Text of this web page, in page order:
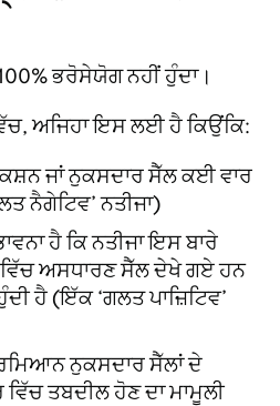
ਭਰੋਸੇਯੋਗ ਨਹੀਂ ਹੁੰਦਾ।
ਅਜਿਹਾ ਇਸ ਲਈ ਹੈ ਕਿਉਂਕਿ:
ਜਾਂ ਨੁਕਸਦਾਰ ਸੈੱਲ ਕਈ ਵਾਰ
ਨੈਗੇਟਿਵ’ ਨਤੀਜਾ)
ਹੈ ਕਿ ਨਤੀਜਾ ਇਸ ਬਾਰੇ
ਅਸਧਾਰਣ ਸੈੱਲ ਦੇਖੇ ਗਏ ਹਨ
ਹੈ (ਇੱਕ ‘ਗਲਤ ਪਾਜ਼ਿਟਿਵ’
ਨੁਕਸਦਾਰ ਸੈੱਲਾਂ ਦੇ
ਤਬਦੀਲ ਹੋਣ ਦਾ ਮਾਮੂਲੀ